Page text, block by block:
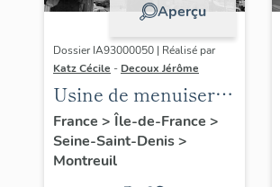
Aperçu
Dossier IA93000050 | Réalisé par
Katz Cécile - Decoux Jérôme
Usine de menuiserie
Bergmair et Robert,
puis Bergmair, puis
scierie Luthes
France > Île-de-France >
Seine-Saint-Denis>
Montreuil